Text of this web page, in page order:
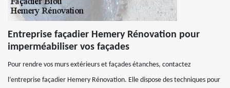
Entreprise façadier Hemery Rénovation pour
imperméabiliser vos façades
Pour rendre vos murs extérieurs et façades étanches, contactez
l’entreprise façadier Hemery Rénovation. Elle dispose des techniques pour